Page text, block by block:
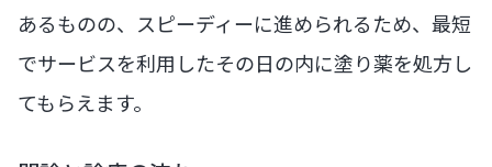
あるものの、スピーディーに進められるため、最短
でサービスを利用したその日の内に塗り薬を処方し
てもらえます。